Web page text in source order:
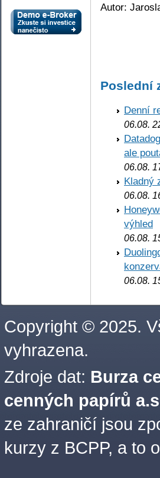
Autor:
Poslední
Denní
06.08.
ale
06.08.
Kladný
06.08.
výhled
06.08.
06.08.
Copyright © 2025.
vyhrazena.
Zdroje dat: Burza
cenných papírů
ze zahraničí jsou
kurzy z BCPP, a to